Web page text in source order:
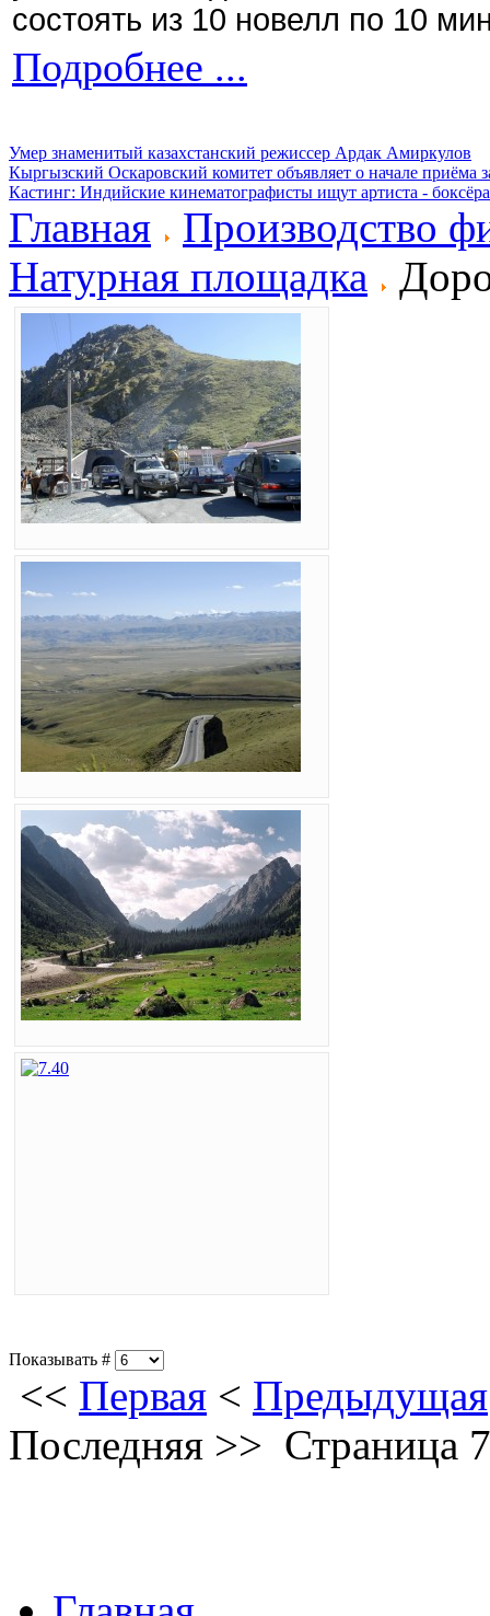
состоять из 10 новелл по 10
Подробнее ...
Умер знаменитый казахстанский режиссер Ардак Амиркулов
Кыргызский Оскаровский комитет объявляет о начале приёма
Кастинг: Индийские кинематографисты ищут артиста -
Главная
Производство
Натурная площадка
Показывать #
<< Первая < Предыдущая
Последняя >> Страница